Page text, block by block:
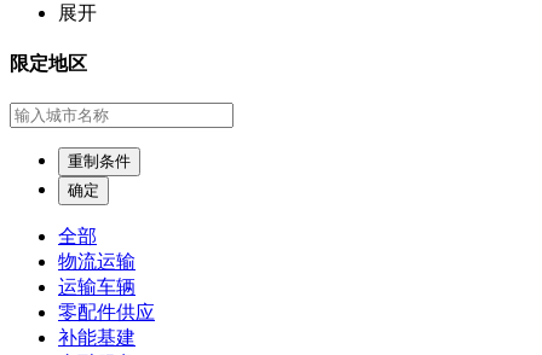
展开
限定地区
重制条件
确定
全部
物流运输
运输车辆
零配件供应
补能基建